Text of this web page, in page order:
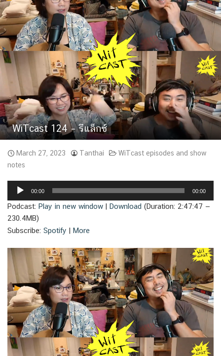
WiTcast 124 – รีแล็กซ์
March 27, 2023 Tanthai
WiTcast episodes and show
notes
Audio
00:00 00:00
Podcast: Play in new window | Download (Duration: 2:47:47 —
230.4MB)
Subscribe: Spotify | More